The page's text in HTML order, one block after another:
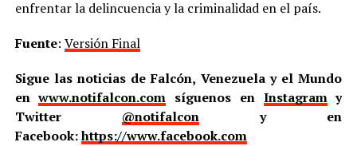
enfrentar la delincuencia y la criminalidad en el país.
Fuente: Versión Final
Sigue las noticias de Falcón, Venezuela y el Mundo
enwww.notifalcon.com síguenos en Instagramy
Twitter @notifalcony en
Facebook:https://www.facebook.com